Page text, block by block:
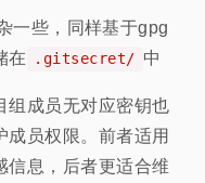
一些，同样基于gpg
在
.gitsecret/ 中
组成员无对应密钥也
员权限。前者适用
信息，后者更适合维